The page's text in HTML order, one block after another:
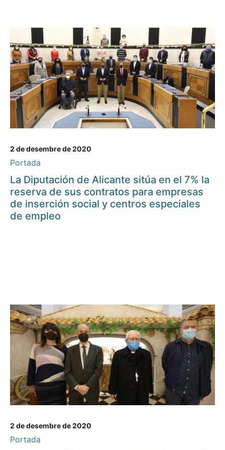
2 de desembre de 2020
Portada
La Diputación de Alicante sitúa en el 7% la
reserva de sus contratos para empresas
de inserción social y centros especiales
de empleo
2 de desembre de 2020
Portada